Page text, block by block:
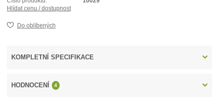
Hlídat cenu / dostupnost
Do oblíbených
KOMPLETNÍ SPECIFIKACE
HODNOCENÍ 4